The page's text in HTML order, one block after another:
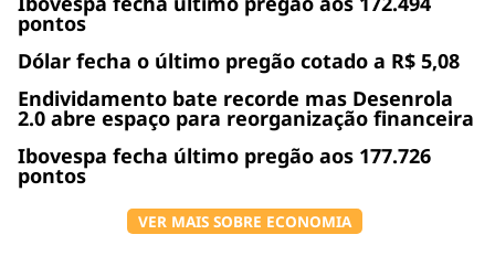
pontos
Dólar fecha o último pregão cotado a R$ 5,08
Endividamento bate recorde mas Desenrola
2.0 abre espaço para reorganização financeira
Ibovespa fecha último pregão aos 177.726
pontos
VER MAIS SOBRE ECONOMIA